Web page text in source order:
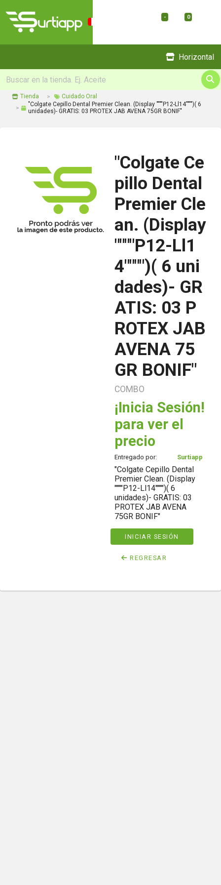
- 0
Horizontal
Tienda
Cuidado Oral
"Colgate Cepillo Dental Premier Clean. (Display """"P12-Ll14"""")( 6
unidades)- GRATIS: 03 PROTEX JAB AVENA 75GR BONIF"
"Colgate Ce
pillo Dental
Premier Cle
an. (Display
""""P12-Ll1
4"""")( 6 uni
dades)- GR
ATIS: 03 P
ROTEX JAB
AVENA 75
GR BONIF"
COMBO
¡Inicia Sesión!
para ver el
precio
Entregado por: Surtiapp
"Colgate Cepillo Dental
Premier Clean. (Display
""""P12-Ll14"""")( 6
unidades)- GRATIS: 03
PROTEX JAB AVENA
75GR BONIF"
INICIAR SESIÓN
REGRESAR